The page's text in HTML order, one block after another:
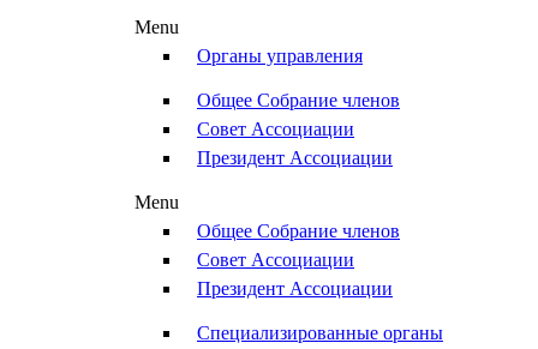
Menu
Органы управления
Общее Собрание членов
Совет Ассоциации
Президент Ассоциации
Menu
Общее Собрание членов
Совет Ассоциации
Президент Ассоциации
Специализированные органы